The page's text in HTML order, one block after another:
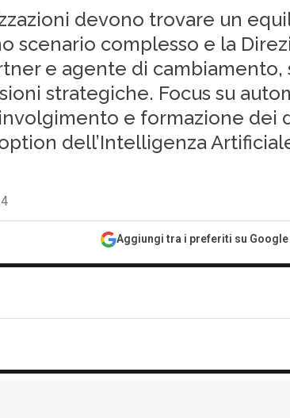
devono trovare un
scenario complesso e la
e agente di
strategiche. Focus su
e formazione dei
dell’Intelligenza
Aggiungi tra i preferiti su Google